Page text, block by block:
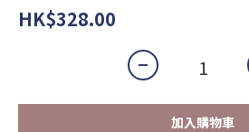
HK$328.00
加入購物車